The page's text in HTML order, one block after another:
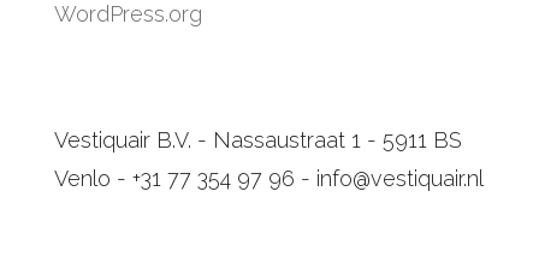
WordPress.org
Vestiquair B.V. - Nassaustraat 1 - 5911 BS
Venlo - +31 77 354 97 96 - info@vestiquair.nl